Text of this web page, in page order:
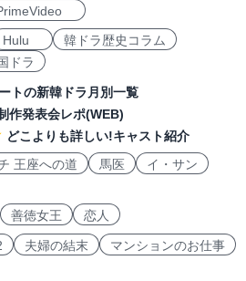
Hulu
韓ドラ歴史コラム
ドラ
トの新韓ドラ月別一覧
作発表会レポ(WEB)
どこよりも詳しい!キャスト紹介
王座への道 馬医
イ・サン
善徳女王 恋人
夫婦の結末
マンションのお仕事